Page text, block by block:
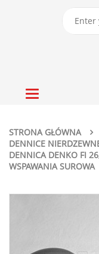
Toggle
STRONA GŁÓWNA
DENNICE
DENNICA DENKO FI
WSPAWANIA SUROWA